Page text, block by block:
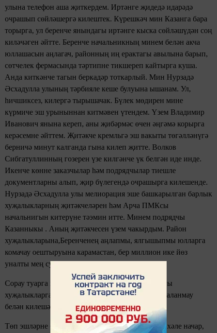
улына телефон аша җиткердем. Иртәнге җидедә идарәдә
очрашып сөйләшергә килештек. Күрешкәч мин Казанга бара
торырга, ул беренче янындагы иртәнге кыска сөйләшүдән соң
киләчәген әйтте. Беренче начальникның минем белән акча
юллашасын аңлагач, районның иң ерактагы авылына барып,
сөтчелек фермасында тәртипне тикшереп кайтырга куша.
Анда киткәнче тагын беркадәр тоткарлый. Мин Нурзадә
Әсхадулла улының тәрбияле кеше булуына ышанам. Ул,
һичшиксез, килергә тырышачак. Бүлек мөдирен мине
күрмиче эш урыныннан китмәвен үтендем. Үзем Владимир
Иванович янына кереп, аны җибәрмәс өчен әңгәмә корырга
керәсемне әйттем. Җитәкче кремльгә эш вакыты төгәлләнүгә
берничә минут калганда гына килеп җитте. Волков
Сибгатуллинның гозерен үзе килгәнче үк белгән иде инде.
Икенче көнне заказчылар һәм подрядчылар тиешле
документларны алып, җир бүлегендә очрашырга килешенде.
Нурзадә Әсхадулла улы мелиорация эше башкарылган барлык
хуҗалыкларның җитәкчеләрен һәм Арча ПМКсы
начальнигын китерүне тәэмин итте. Минем подрядчы
Казанныкы . Аның җитәкчесен үзем чакырдым. Район
хуҗалыкларына,Беренченең аңлапмы, ялгышыпмы юлларга
комачау оештыруына карамастан, бер миллион ике йөз
уналты мең сум кайтарылды.
Сорау туарга мөмкин: ничек инде район башлыгы
хуҗалыкларга биреләсе дәүләт ярдәменнән файдаланмау
белән килешә ала?
Төп эшләрне башкарырга кредит бирелә. Матди хәле начар,